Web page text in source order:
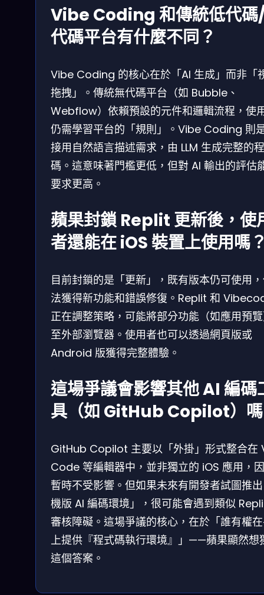
Vibe Coding 和傳統低代
代碼平台有什麼不同？
Vibe Coding 的核心在於「AI 生成」而非「
拖拽」。傳統無代碼平台（如 Bubble、
Webflow）依賴預設的元件和邏輯流程，使
仍需學習平台的「規則」。Vibe Coding 則
接用自然語言描述需求，由 LLM 生成完整的
碼。這意味著門檻更低，但對 AI 輸出的評估
要求更高。
蘋果封鎖 Replit 更新後，使
者還能在 iOS 裝置上使用嗎
目前封鎖的是「更新」，既有版本仍可使用
法獲得新功能和錯誤修復。Replit 和
正在調整策略，可能將部分功能（如應用預
至外部瀏覽器。使用者也可以透過網頁版或
Android 版獲得完整體驗。
這場爭議會影響其他 AI 編碼
具（如 GitHub Copilot）
GitHub Copilot 主要以「外掛」形式整合在
Code 等編輯器中，並非獨立的 iOS 應用，
暫時不受影響。但如果未來有開發者試圖推
機版 AI 編碼環境」，很可能會遇到類似
審核障礙。這場爭議的核心，在於「誰有權
上提供『程式碼執行環境』」——蘋果顯然想
這個答案。